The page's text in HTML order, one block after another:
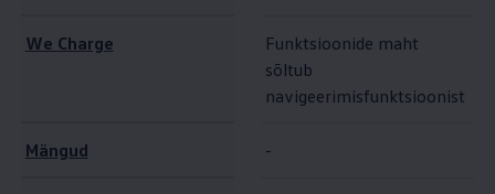
We Charge
Funktsioonide maht
sõltub
navigeerimisfunktsioonist
Mängud -